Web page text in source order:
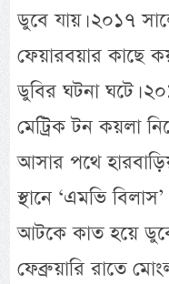
ডুবে যায়। ২০১৭
ফেয়ারবয়ার কাছে
ডুবির ঘটনা ঘটে।
মেট্রিক টন কয়লা
আসার পথে
স্থানে ‘এমভি
আটকে কাত হয়ে
ফেব্রুয়ারি রাতে